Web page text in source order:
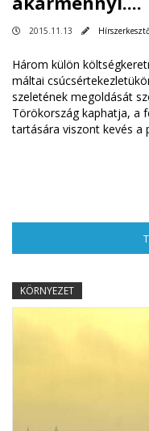
2015.11.13
Három külön
máltai
szeletének megoldását
Törökország kaphatja, a
tartására viszont kevés a
KÖRNYEZET